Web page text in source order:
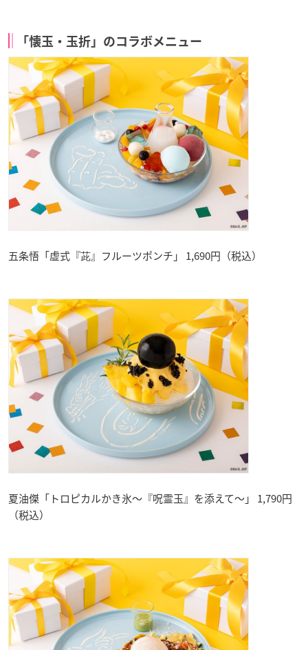
「懐玉・玉折」のコラボメニュー
五条悟「虚式『茈』フルーツポンチ」 1,690円（税込）
夏油傑「トロピカルかき氷～『呪霊玉』を添えて～」 1,790円
（税込）